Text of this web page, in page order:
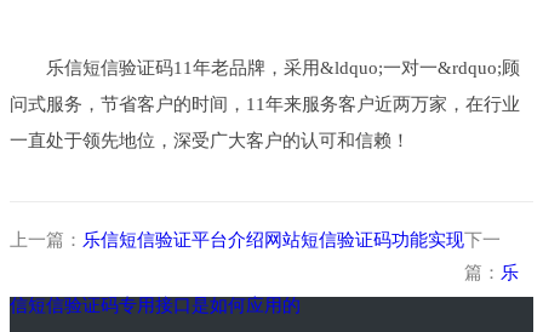
乐信短信验证码11年老品牌，采用&ldquo;一对一&rdquo;顾
问式服务，节省客户的时间，11年来服务客户近两万家，在行业
一直处于领先地位，深受广大客户的认可和信赖！
上一篇： 乐信短信验证平台介绍网站短信验证码功能实现下一
篇： 乐
信短信验证码专用接口是如何应用的